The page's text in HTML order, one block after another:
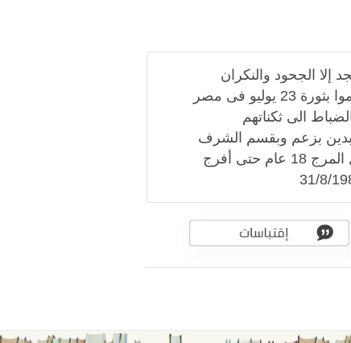
الجحود والنكران
والغدر ممن تصدى لحمايتهم من الضباط الشبان الذين قاموا بثورة 23 يوليو فى مصر
الى ثكناتهم
بزعم وبقسم الشرف
العسكرى لأن يعود الى مكتبه بعد أسبوع فظل فى معتقل المرج 18 عام حتى أفرج